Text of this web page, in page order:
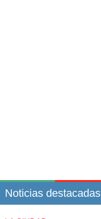
Noticias destacadas